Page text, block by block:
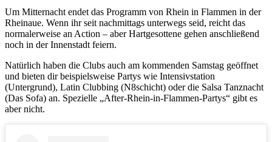
Um Mitternacht endet das Programm von Rhein in Flammen in der
Rheinaue. Wenn ihr seit nachmittags unterwegs seid, reicht das
normalerweise an Action – aber Hartgesottene gehen anschließend
noch in der Innenstadt feiern.
Natürlich haben die Clubs auch am kommenden Samstag geöffnet
und bieten dir beispielsweise Partys wie Intensivstation
(Untergrund), Latin Clubbing (N8schicht) oder die Salsa Tanznacht
(Das Sofa) an. Spezielle „After-Rhein-in-Flammen-Partys“ gibt es
aber nicht.